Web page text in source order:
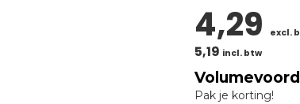
4,29 excl.
5,19 incl. btw
Pak je korting!